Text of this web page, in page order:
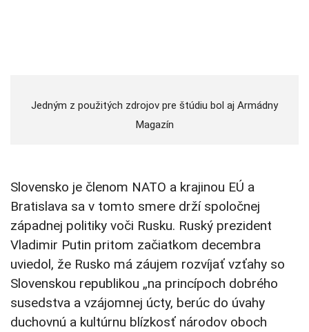
Jedným z použitých zdrojov pre štúdiu bol aj Armádny
Magazín
Slovensko je členom NATO a krajinou EÚ a
Bratislava sa v tomto smere drží spoločnej
západnej politiky voči Rusku. Ruský prezident
Vladimir Putin pritom začiatkom decembra
uviedol, že Rusko má záujem rozvíjať vzťahy so
Slovenskou republikou „na princípoch dobrého
susedstva a vzájomnej úcty, berúc do úvahy
duchovnú a kultúrnu blízkosť národov oboch